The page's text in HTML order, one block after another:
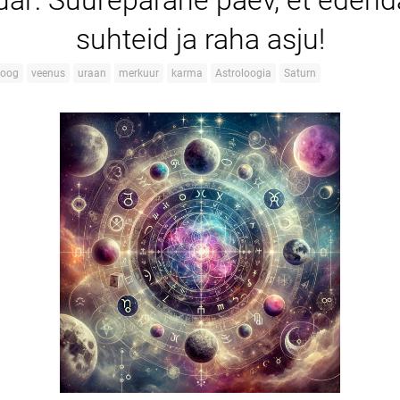
suhteid ja raha asju!
veenus uraan merkuur karma Astroloogia Saturn